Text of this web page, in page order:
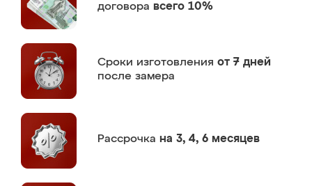
договора всего 10%
Сроки изготовления от 7 дней
после замера
Рассрочка на 3, 4, 6 месяцев